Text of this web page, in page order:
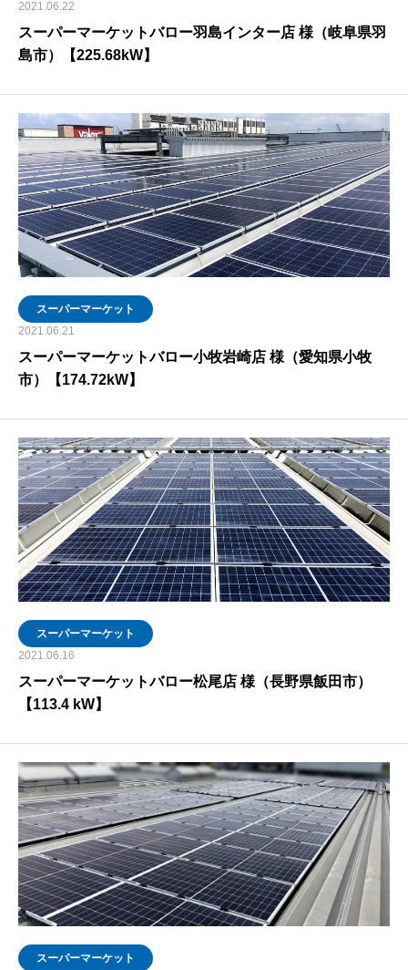
2021.06.22
スーパーマーケットバロー羽島インター店 様（岐阜県羽
島市）【225.68kW】
スーパーマーケット
2021.06.21
スーパーマーケットバロー小牧岩崎店 様（愛知県小牧
市）【174.72kW】
スーパーマーケット
2021.06.16
スーパーマーケットバロー松尾店 様（長野県飯田市）
【113.4 kW】
スーパーマーケット